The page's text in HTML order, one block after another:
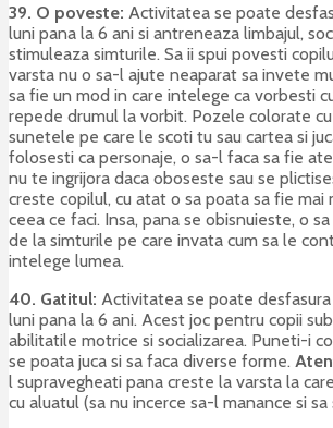
39. O poveste: Activitatea se poate
luni pana la 6 ani si antreneaza limbajul,
stimuleaza simturile. Sa ii spui povesti
varsta nu o sa-l ajute neaparat sa invete
sa fie un mod in care intelege ca vorbesti
repede drumul la vorbit. Pozele colorate
sunetele pe care le scoti tu sau cartea si
folosesti ca personaje, o sa-l faca sa fie
nu te ingrijora daca oboseste sau se
creste copilul, cu atat o sa poata sa fie
ceea ce faci. Insa, pana se obisnuieste, o
de la simturile pe care invata cum sa le
intelege lumea.
40. Gatitul: Activitatea se poate desfasura
luni pana la 6 ani. Acest joc pentru copii
abilitatile motrice si socializarea. Puneti-i
se poata juca si sa faca diverse forme.
l supravegheati pana creste la varsta la
cu aluatul (sa nu incerce sa-l manance si sa